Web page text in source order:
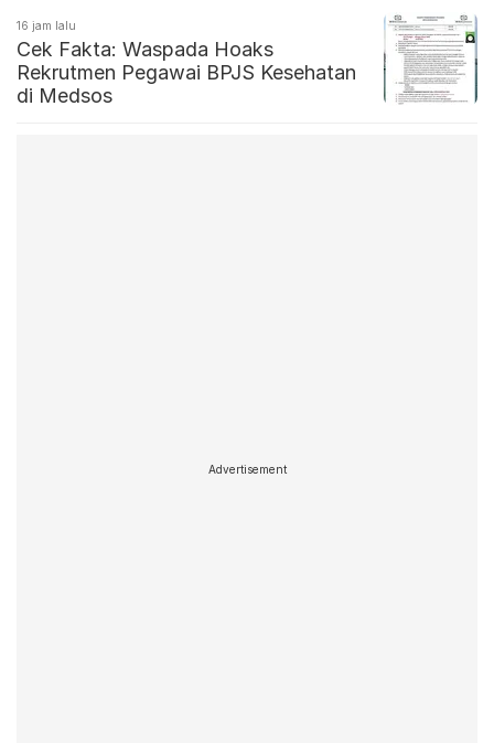
16 jam lalu
Cek Fakta: Waspada Hoaks
Rekrutmen Pegawai BPJS Kesehatan
di Medsos
Advertisement